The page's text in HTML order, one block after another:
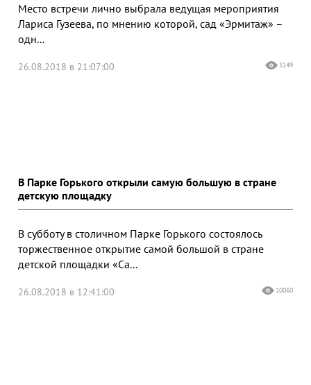
Место встречи лично выбрала ведущая мероприятия
Лариса Гузеева, по мнению которой, сад «Эрмитаж» –
одн...
26.08.2018 в 21:07:00 5149
В Парке Горького открыли самую большую в стране
детскую площадку
В субботу в столичном Парке Горького состоялось
торжественное открытие самой большой в стране
детской площадки «Са...
26.08.2018 в 12:41:00 10060